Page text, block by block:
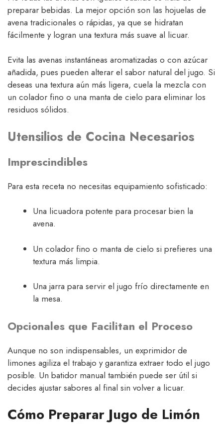
preparar bebidas. La mejor opción son las hojuelas de
avena tradicionales o rápidas, ya que se hidratan
fácilmente y logran una textura más suave al licuar.
Evita las avenas instantáneas aromatizadas o con azúcar
añadida, pues pueden alterar el sabor natural del jugo. Si
deseas una textura aún más ligera, cuela la mezcla con
un colador fino o una manta de cielo para eliminar los
residuos sólidos.
Utensilios de Cocina Necesarios
Imprescindibles
Para esta receta no necesitas equipamiento sofisticado:
Una licuadora potente para procesar bien la
avena.
Un colador fino o manta de cielo si prefieres una
textura más limpia.
Una jarra para servir el jugo frío directamente en
la mesa.
Opcionales que Facilitan el Proceso
Aunque no son indispensables, un exprimidor de
limones agiliza el trabajo y garantiza extraer todo el jugo
posible. Un batidor manual también puede ser útil si
decides ajustar sabores al final sin volver a licuar.
Cómo Preparar Jugo de Limón